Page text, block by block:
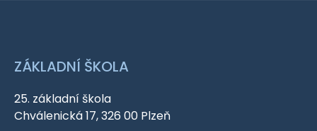
ZÁKLADNÍ ŠKOLA
25. základní škola
Chválenická 17, 326 00 Plzeň